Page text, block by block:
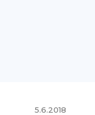
5.6.2018